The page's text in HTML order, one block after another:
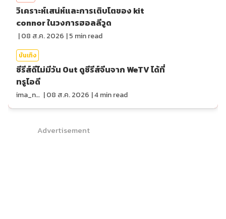
วิเคราะห์เสน่ห์และการเติบโตของ kit
connor ในวงการฮอลลีวูด
|08 ส.ค. 2026 |5 min read
บันเทิง
ซีรีส์ดีไม่มีวัน Out ดูซีรีส์จีนจาก WeTV ได้ที่
ทรูไอดี
ima_nan |08 ส.ค. 2026 |4min read
Advertisement